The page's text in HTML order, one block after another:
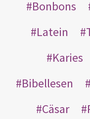
Bonbons
Latein
Karies
Bibellesen
Cäsar